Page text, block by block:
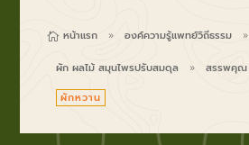
 หน้าแรก 9 องค์ความรู้แพทย์วิถีธรรม 9
ผัก ผลไม้ สมุนไพรปรับสมดุล 9 สรรพคุณ
ผักหวาน